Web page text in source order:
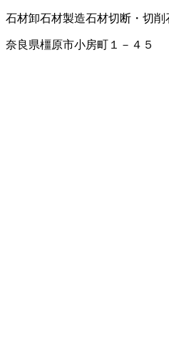
石材卸石材製造石材切断・切削
奈良県橿原市小房町１－４５